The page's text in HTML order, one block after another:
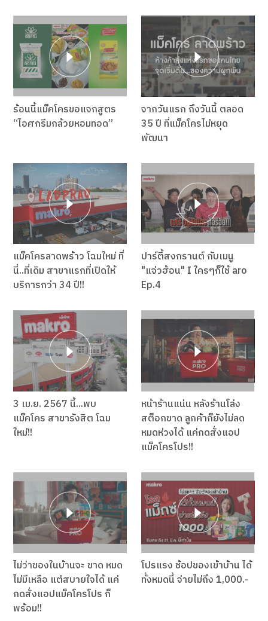
ร้อนนี้แม็คโครขอแจกสูตร
“ไอศกรีมกล้วยหอมทอด”
จากวันแรก ถึงวันนี้ ตลอด
35 ปี ที่แม็คโครไม่หยุด
พัฒนา
แม็คโครลาดพร้าว โฉมใหม่ ที่
นี่..ที่เดิม สาขาแรกที่เปิดให้
บริการกว่า 34 ปี!!
ปาร์ตี้สงกรานต์ กับเมนู
"แจ่วฮ้อน" I ใครๆก็ใช้ aro
Ep.4
3 เม.ย. 2567 นี้...พบ
แม็คโคร สาขารังสิต โฉม
ใหม่!!
หน้าร้านแน่น หลังร้านโล่ง
สต็อกขาด ลูกค้าก็ยังไม่ลด
หมดห่วงได้ แค่กดสั่งแอป
แม็คโครโปร!!
ไม่ว่าของในบ้านจะ ขาด หมด
ไม่มีเหลือ แต่สบายใจได้ แค่
กดสั่งแอปแม็คโครโปร ก็
พร้อม!!
โปรแรง ช้อปของเข้าบ้าน ได้
ทั้งหมดนี้ จ่ายไม่ถึง 1,000.-